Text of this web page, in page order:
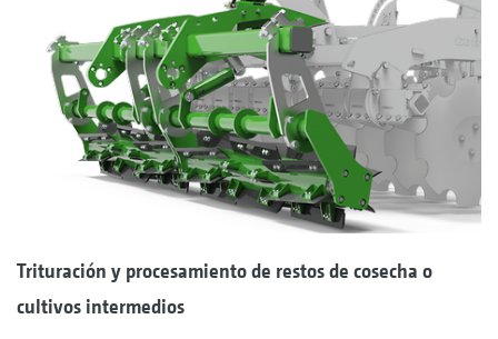
Trituración y procesamiento de restos de cosecha o
cultivos intermedios